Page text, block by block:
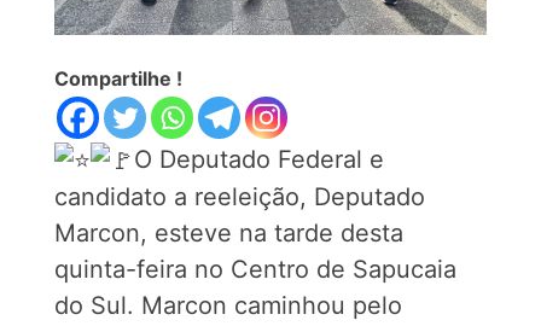
Compartilhe !
O Deputado Federal e
candidato a reeleição, Deputado
Marcon, esteve na tarde desta
quinta-feira no Centro de Sapucaia
do Sul. Marcon caminhou pelo